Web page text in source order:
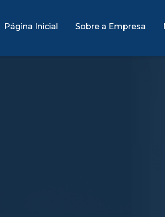
Página Inicial Sobre a Empresa